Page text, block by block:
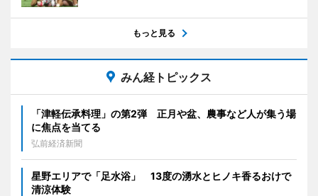
もっと見る
みん経トピックス
「津軽伝承料理」の第2弾 正月や盆、農事など人が集う場
に焦点を当てる
弘前経済新聞
星野エリアで「足水浴」 13度の湧水とヒノキ香るおけで
清涼体験